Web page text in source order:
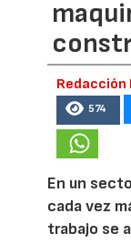
574
En un
cada vez
trabajo se